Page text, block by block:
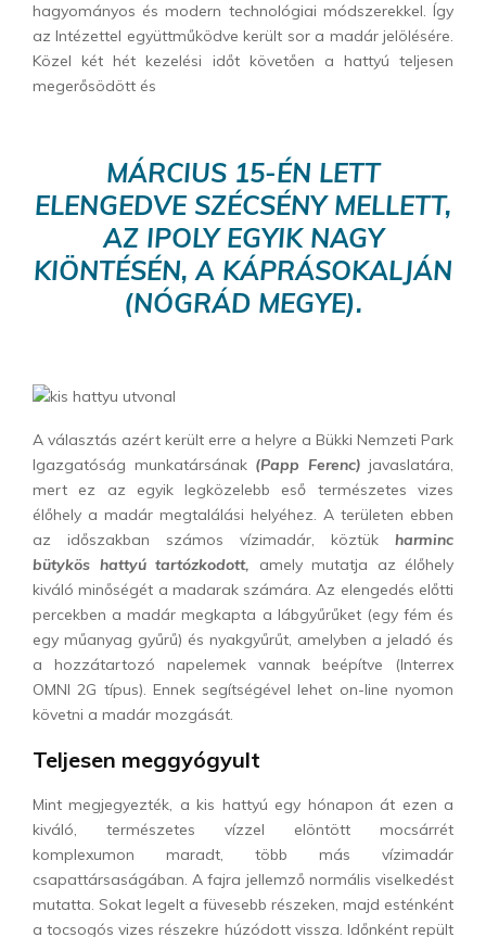
hagyományos és modern technológiai módszerekkel. Így
az Intézettel együttműködve került sor a madár jelölésére.
Közel két hét kezelési időt követően a hattyú teljesen
megerősödött és
MÁRCIUS 15-ÉN LETT
ELENGEDVE SZÉCSÉNY MELLETT,
AZ IPOLY EGYIK NAGY
KIÖNTÉSÉN, A KÁPRÁSOKALJÁN
(NÓGRÁD MEGYE).
A választás azért került erre a helyre a Bükki Nemzeti Park
Igazgatóság munkatársának (Papp Ferenc) javaslatára,
mert ez az egyik legközelebb eső természetes vizes
élőhely a madár megtalálási helyéhez. A területen ebben
az időszakban számos vízimadár, köztük harminc
bütykös hattyú tartózkodott, amely mutatja az élőhely
kiváló minőségét a madarak számára. Az elengedés előtti
percekben a madár megkapta a lábgyűrűket (egy fém és
egy műanyag gyűrű) és nyakgyűrűt, amelyben a jeladó és
a hozzátartozó napelemek vannak beépítve (Interrex
OMNI 2G típus). Ennek segítségével lehet on-line nyomon
követni a madár mozgását.
Teljesen meggyógyult
Mint megjegyezték, a kis hattyú egy hónapon át ezen a
kiváló, természetes vízzel elöntött mocsárrét
komplexumon maradt, több más vízimadár
csapattársaságában. A fajra jellemző normális viselkedést
mutatta. Sokat legelt a füvesebb részeken, majd esténként
a tocsogós vizes részekre húzódott vissza. Időnként repült